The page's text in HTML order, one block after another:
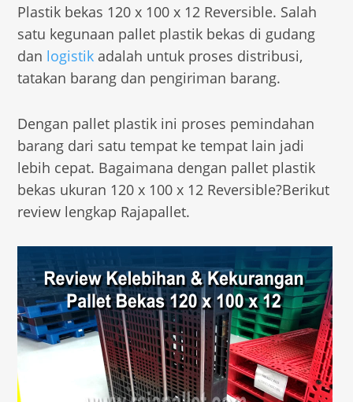
Plastik bekas 120 x 100 x 12 Reversible. Salah
satu kegunaan pallet plastik bekas di gudang
dan logistik adalah untuk proses distribusi,
tatakan barang dan pengiriman barang.
Dengan pallet plastik ini proses pemindahan
barang dari satu tempat ke tempat lain jadi
lebih cepat. Bagaimana dengan pallet plastik
bekas ukuran 120 x 100 x 12 Reversible?Berikut
review lengkap Rajapallet.